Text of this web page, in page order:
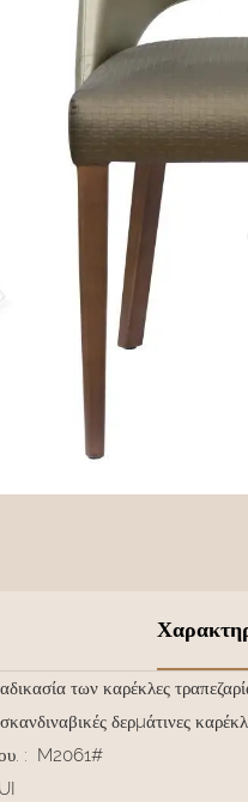
των καρέκλες
δερμάτινες
: M2061#